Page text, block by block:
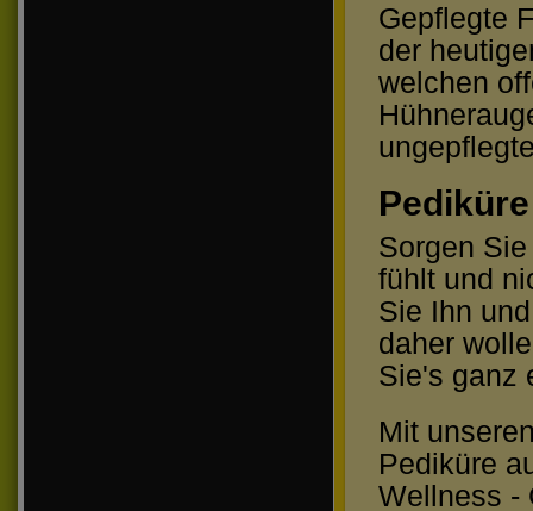
Gepflegte
der
welchen
Sorgen
fühlt und
Sie Ihn
daher
Sie's ganz
Mit
Pediküre
Wellness -